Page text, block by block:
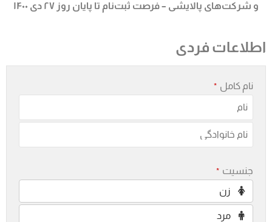
و شرکت‌های پالایشی – فرصت ثبت‌نام تا پایان روز ۲۷ دی ۱۴۰۰
اطلاعات فردی
نام کامل *
جنسیت *
زن
مرد